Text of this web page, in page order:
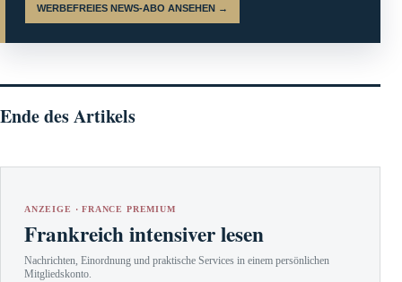
WERBEFREIES NEWS-ABO ANSEHEN →
Ende des Artikels
ANZEIGE · FRANCE PREMIUM
Frankreich intensiver lesen
Nachrichten, Einordnung und praktische Services in einem persönlichen
Mitgliedskonto.